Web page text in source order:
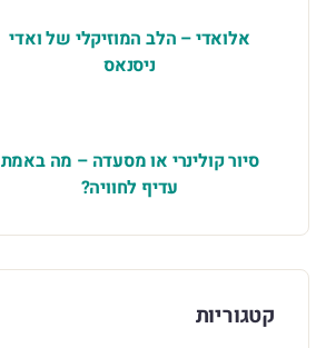
אלואדי – הלב המוזיקלי של ואדי
ניסנאס
סיור קולינרי או מסעדה – מה באמת
עדיף לחוויה?
קטגוריות